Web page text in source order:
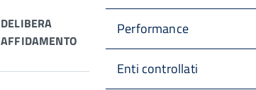
DELIBERA
AFFIDAMENTO
Performance
Enti controllati